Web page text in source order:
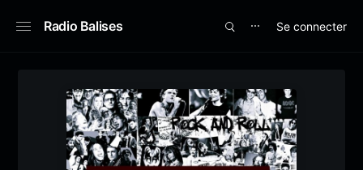
Radio Balises ⋯ Se connecter